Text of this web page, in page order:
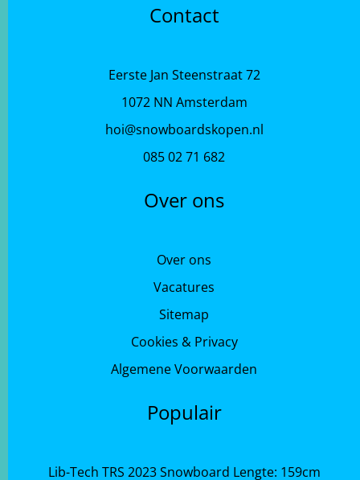
Contact
Eerste Jan Steenstraat 72
1072 NN Amsterdam
hoi@snowboardskopen.nl
085 02 71 682
Over ons
Over ons
Vacatures
Sitemap
Cookies & Privacy
Algemene Voorwaarden
Populair
Lib-Tech TRS 2023 Snowboard Lengte: 159cm